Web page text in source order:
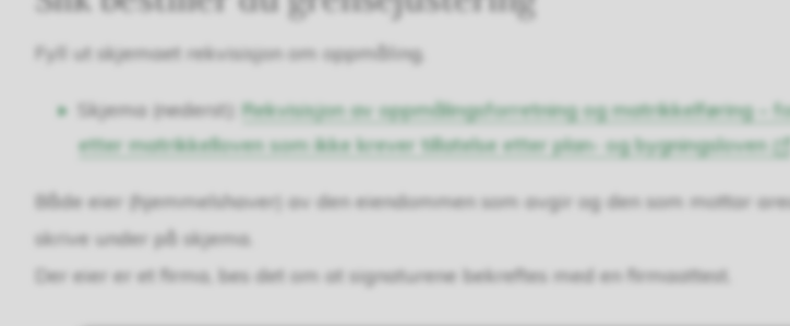
Fyll ut skjemaet rekvisisjon om oppmåling.
Skjema (nederst): Rekvisisjon av oppmålingsforretning og matrikkelføring –
etter matrikkelloven som ikke krever tillatelse etter plan- og bygningsloven
Både eier (hjemmelshaver) av den eiendommen som avgir og den som mottar
skrive under på skjema.
Der eier er et firma, bes det om at signaturene bekreftes med en firmaattest.